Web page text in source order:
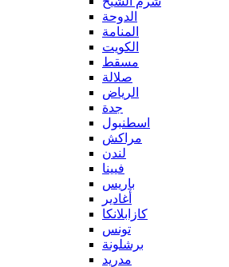
الدوحة
المنامة
الكويت
مسقط
صلالة
الرياض
جدة
اسطنبول
مراكش
لندن
فيينا
باريس
أغادير
كازابلانكا
تونس
برشلونة
مدريد